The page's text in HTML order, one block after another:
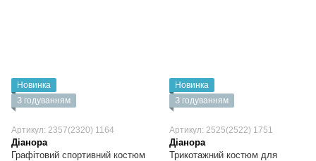
Новинка
З годуванням
Артикул: 2357(2320) 1164
Діанора
Графітовий спортивний костюм
Новинка
З годуванням
Артикул: 2525(2522) 1751
Діанора
Трикотажний костюм для